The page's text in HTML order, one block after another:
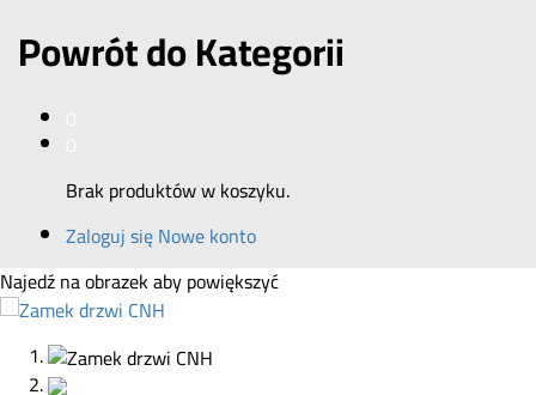
Powrót doKategorii
Brak produktów w koszyku.
Zaloguj sięNowe konto
Najedź na obrazek aby powiększyć